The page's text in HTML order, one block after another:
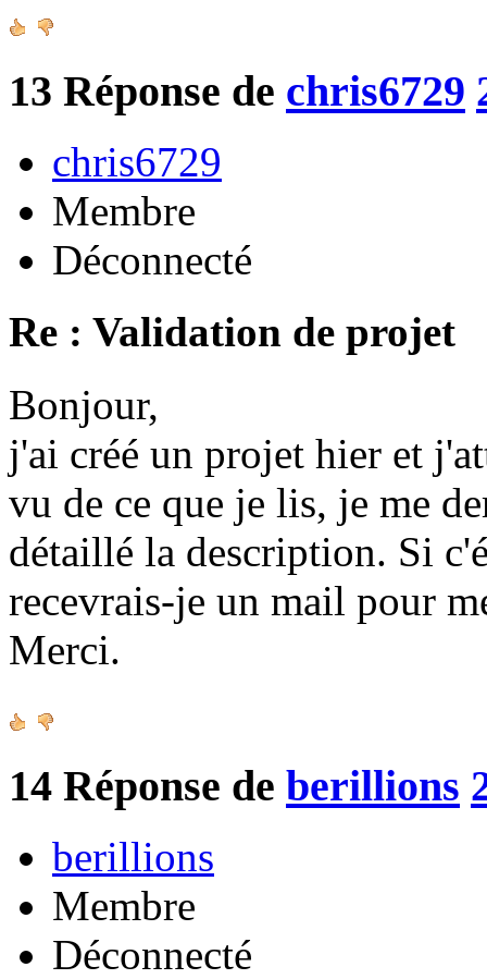
13 Réponse de chris6729
chris6729
Membre
Déconnecté
Re : Validation de projet
Bonjour,
j'ai créé un projet hier et
vu de ce que je lis, je me
détaillé la description. Si
recevrais-je un mail pour
Merci.
14 Réponse de berillions
berillions
Membre
Déconnecté